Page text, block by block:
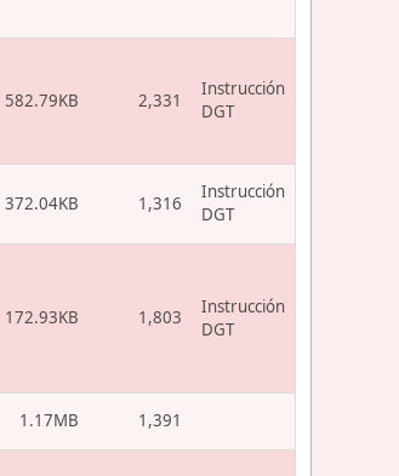
582.79KB 2,331
Instrucción
DGT
372.04KB 1,316
Instrucción
DGT
172.93KB 1,803
Instrucción
DGT
1.17MB 1,391